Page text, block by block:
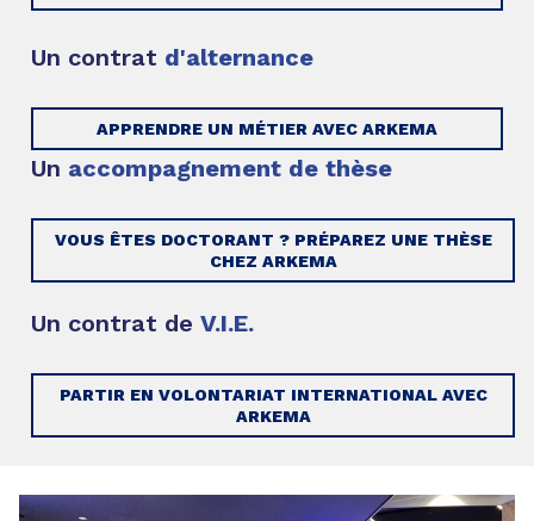
Un contrat d'alternance
APPRENDRE UN MÉTIER AVEC ARKEMA
Un accompagnement de thèse
VOUS ÊTES DOCTORANT ? PRÉPAREZ UNE THÈSE
CHEZ ARKEMA
Un contrat de V.I.E.
PARTIR EN VOLONTARIAT INTERNATIONAL AVEC
ARKEMA